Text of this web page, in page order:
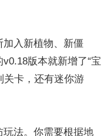
入新植物、新僵
版本就新增了“宝
关卡，还有迷你游
法。你需要根据地